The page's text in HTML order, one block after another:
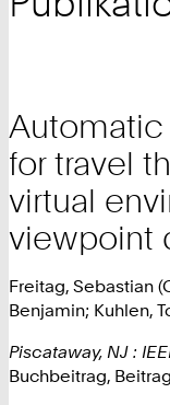
for travel
virtual
viewpoint
Freitag, Sebastian
Benjamin; Kuhlen,
Piscataway, NJ :
Buchbeitrag,